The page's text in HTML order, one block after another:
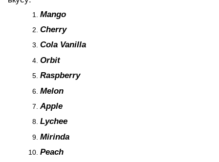
Mango
Cherry
Cola Vanilla
Orbit
Raspberry
Melon
Apple
Lychee
Mirinda
Peach